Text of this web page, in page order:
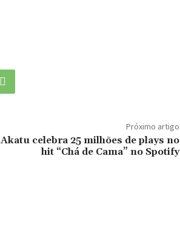
Próximo artigo
Akatu celebra 25 milhões de plays no
hit “Chá de Cama” no Spotify